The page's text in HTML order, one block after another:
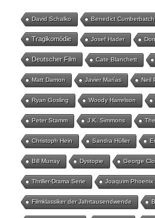
David Schalko Benedict Cumberbatch
Tragikomödie Josef Hader
Deutscher Film Cate Blanchett
Matt Damon Javier Marías Neil
Ryan Gosling Woody Harrelson
Peter Stamm J.K. Simmons
Christoph Hein Sandra Hüller
Bill Murray Dystopie George
Thriller-Drama Serie Joaquim Phoenix
Filmklassiker der Jahrtausendwende